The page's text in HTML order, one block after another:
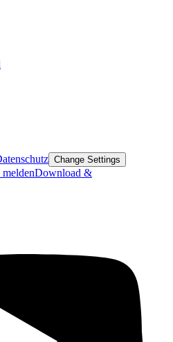
Change Settings
meldenDownload &